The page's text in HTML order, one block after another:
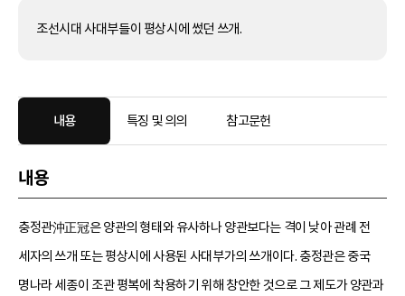
조선시대 사대부들이 평상시에 썼던 쓰개.
내용 특징 및 의의 참고문헌
내용
충정관沖正冠은 양관의 형태와 유사하나 양관보다는 격이 낮아 관례 전
세자의 쓰개 또는 평상시에 사용된 사대부가의 쓰개이다. 충정관은 중국
명나라 세종이 조관 평복에 착용하기 위해 창안한 것으로 그 제도가 양관과